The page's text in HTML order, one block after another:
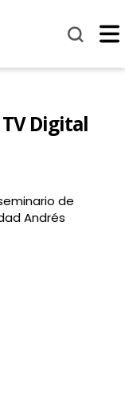
Digital
de
Andrés